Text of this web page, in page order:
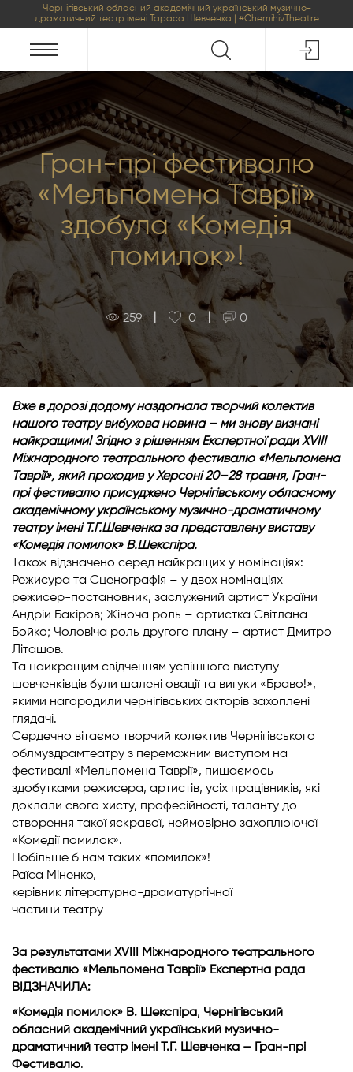
Чернігівський обласний академічний український музично-
драматичний театр імені Тараса Шевченка | #ChernihivTheatre
Гран-прі фестивалю
«Мельпомена Таврії»
здобула «Комедія
помилок»!
259 0 0
Вже в дорозі додому наздогнала творчий колектив
нашого театру вибухова новина – ми знову визнані
найкращими! Згідно з рішенням Експертної ради XVIII
Міжнародного театрального фестивалю «Мельпомена
Таврії», який проходив у Херсоні 20–28 травня, Гран-
прі фестивалю присуджено Чернігівському обласному
академічному українському музично-драматичному
театру імені Т.Г.Шевченка за представлену виставу
«Комедія помилок» В.Шекспіра.
Також відзначено серед найкращих у номінаціях:
Режисура та Сценографія – у двох номінаціях
режисер-постановник, заслужений артист України
Андрій Бакіров; Жіноча роль – артистка Світлана
Бойко; Чоловіча роль другого плану – артист Дмитро
Літашов.
Та найкращим свідченням успішного виступу
шевченківців були шалені овації та вигуки «Браво!»,
якими нагородили чернігівських акторів захоплені
глядачі.
Сердечно вітаємо творчий колектив Чернігівського
облмуздрамтеатру з переможним виступом на
фестивалі «Мельпомена Таврії», пишаємось
здобутками режисера, артистів, усіх працівників, які
доклали свого хисту, професійності, таланту до
створення такої яскравої, неймовірно захоплюючої
«Комедії помилок».
Побільше б нам таких «помилок»!
Раїса Міненко,
керівник літературно-драматургічної
частини театру
За результатами XVIII Міжнародного театрального
фестивалю «Мельпомена Таврії» Експертна рада
ВІДЗНАЧИЛА:
«Комедія помилок» В. Шекспіра, Чернігівський
обласний академічний український музично-
драматичний театр імені Т.Г. Шевченка –
Гран-прі
Фестивалю.